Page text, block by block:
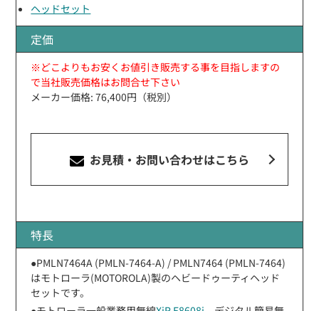
ヘッドセット
定価
※どこよりもお安くお値引き販売する事を目指しますの
で当社販売価格はお問合せ下さい
メーカー価格: 76,400円（税別）
お見積・お問い合わせはこちら
特長
●PMLN7464A (PMLN-7464-A) / PMLN7464 (PMLN-7464)
はモトローラ(MOTOROLA)製のヘビードゥーティヘッド
セットです。